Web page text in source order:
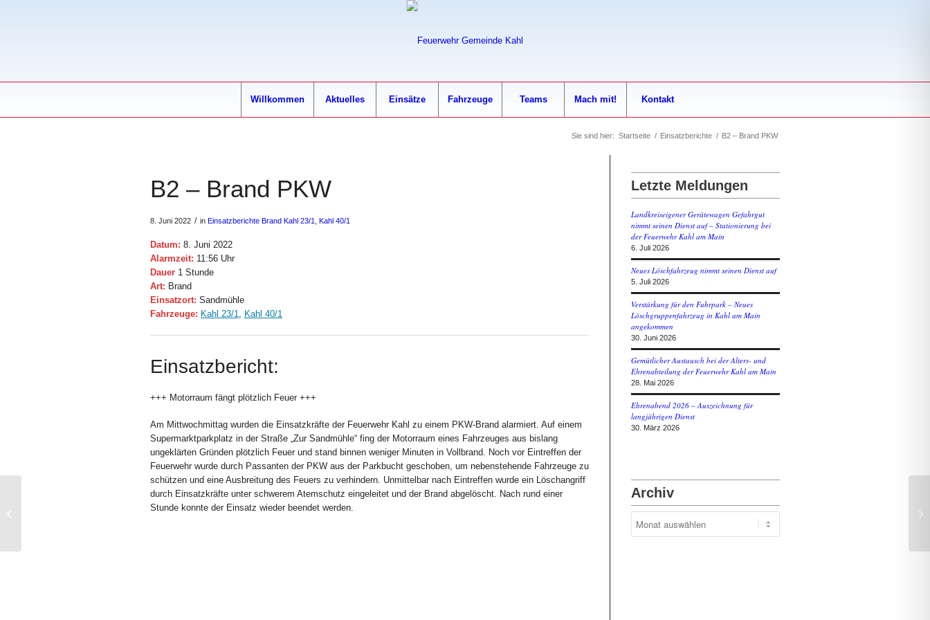
Willkommen Aktuelles Einsätze Fahrzeuge Teams Mach mit! Kontakt
Sie sind hier: Startseite / Einsatzberichte / B2 – Brand PKW
B2 – Brand PKW
8. Juni 2022 / in Einsatzberichte Brand Kahl 23/1 Kahl 40/1
Datum: 8. Juni 2022
Alarmzeit: 11:56 Uhr
Dauer 1 Stunde
Art: Brand
Einsatzort: Sandmühle
Fahrzeuge: Kahl 23/1, Kahl 40/1
Einsatzbericht:
+++ Motorraum fängt plötzlich Feuer +++
Am Mittwochmittag wurden die Einsatzkräfte der Feuerwehr Kahl zu einem PKW-Brand alarmiert. Auf einem
Supermarktparkplatz in der Straße „Zur Sandmühle“ fing der Motorraum eines Fahrzeuges aus bislang
ungeklärten Gründen plötzlich Feuer und stand binnen weniger Minuten in Vollbrand. Noch vor Eintreffen der
Feuerwehr wurde durch Passanten der PKW aus der Parkbucht geschoben, um nebenstehende Fahrzeuge zu
schützen und eine Ausbreitung des Feuers zu verhindern. Unmittelbar nach Eintreffen wurde ein Löschangriff
durch Einsatzkräfte unter schwerem Atemschutz eingeleitet und der Brand abgelöscht. Nach rund einer
Stunde konnte der Einsatz wieder beendet werden.
Letzte Meldungen
Landkreiseigener Gerätewagen Gefahrgut
nimmt seinen Dienst auf – Stationierung bei
der Feuerwehr Kahl am Main
6. Juli 2026
Neues Löschfahrzeug nimmt seinen Dienst auf
5. Juli 2026
Verstärkung für den Fuhrpark – Neues
Löschgruppenfahrzeug in Kahl am Main
angekommen
30. Juni 2026
Gemütlicher Austausch bei der Alters- und
Ehrenabteilung der Feuerwehr Kahl am Main
28. Mai 2026
Ehrenabend 2026 – Auszeichnung für
langjährigen Dienst
30. März 2026
Archiv